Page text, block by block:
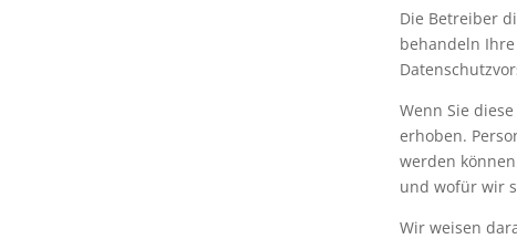
Die Betreiber
behandeln
Wenn Sie
erhoben.
werden
und wofür wir
Wir weisen